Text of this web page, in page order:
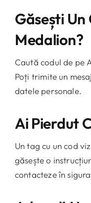
Găsești Un
Medalion?
Caută codul de pe
Poți trimite un
datele personale.
Ai Pierdut
Un tag cu un cod
găsește o
contacteze în